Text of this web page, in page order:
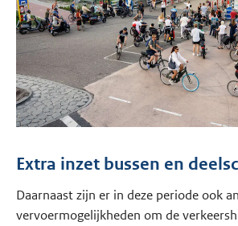
Extra inzet bussen en
Daarnaast zijn er in deze periode ook
vervoermogelijkheden om de